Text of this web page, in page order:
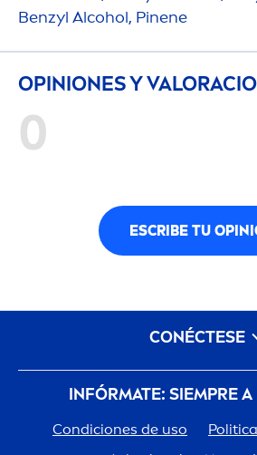
Benzyl Alcohol, Pinene
OPINIONES Y
0
ESCRIBE TU
INFÓRMATE: SIEMPRE
Condiciones de uso
CONÉCTESE